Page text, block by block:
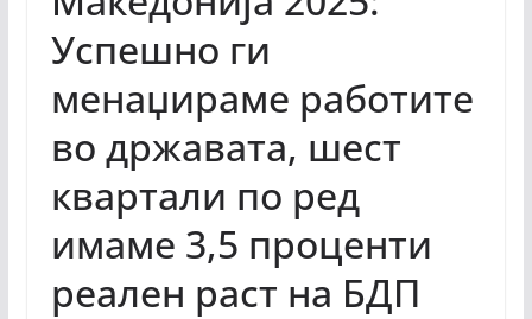
Успешно ги
менаџираме работите
во државата, шест
квартали по ред
имаме 3,5 проценти
реален раст на БДП